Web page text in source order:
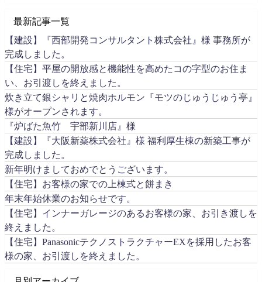
最新記事一覧
【建設】『西部開発コンサルタント株式会社』様 事務所が
完成しました。
【住宅】平屋の開放感と機能性を高めたコの字型のお住ま
い、お引渡しを終えました。
炊き立て銀シャリと焼肉ホルモン『モツのじゅうじゅう亭』
様がオープンされます。
『炉ばた魚竹 宇部新川店』様
【建設】『大阪新薬株式会社』様 福利厚生棟の新築工事が
完成しました。
新年明けましておめでとうございます。
【住宅】お客様の家での上棟式と餅まき
年末年始休業のお知らせです。
【住宅】インナーガレージのあるお客様の家、お引き渡しを
終えました。
【住宅】PanasonicテクノストラクチャーEXを採用したお客
様の家、お引渡しを終えました。